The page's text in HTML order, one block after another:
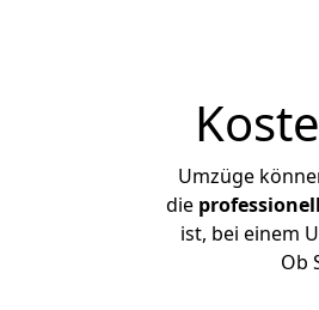
Umzüge
die
ist, bei einem
Ob